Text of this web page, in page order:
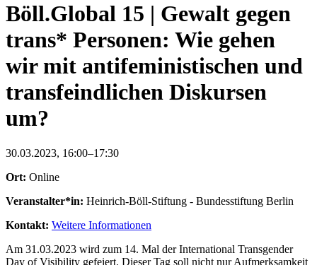
Böll.Global 15 | Gewalt gegen
trans* Personen: Wie gehen
wir mit antifeministischen und
transfeindlichen Diskursen
um?
30.03.2023, 16:00–17:30
Ort: Online
Veranstalter*in: Heinrich-Böll-Stiftung - Bundesstiftung Berlin
Kontakt: Weitere Informationen
Am 31.03.2023 wird zum 14. Mal der International Transgender
Day of Visibility gefeiert. Dieser Tag soll nicht nur Aufmerksamkeit